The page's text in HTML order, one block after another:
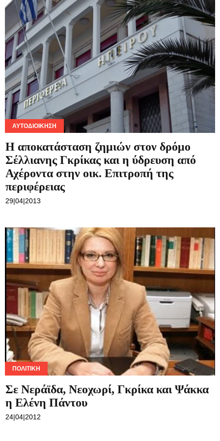
Η αποκατάσταση ζημιών στον δρόμο
Σέλλιανης Γκρίκας και η ύδρευση από
Αχέροντα στην οικ. Επιτροπή της
περιφέρειας
29|04|2013
ΠΟΛΙΤΙΚΉ
Σε Νεράϊδα, Νεοχωρί, Γκρίκα και Ψάκκα
η Ελένη Πάντου
24|04|2012